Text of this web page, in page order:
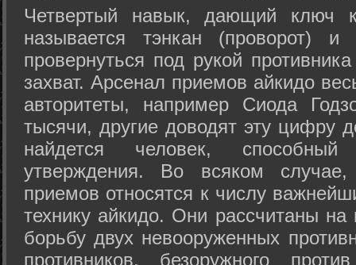
Четвертый навык, дающий ключ
называется тэнкан (проворот)
провернуться под рукой
захват. Арсенал приемов айкидо
авторитеты, например Сиода
тысячи, другие доводят эту цифру
найдется человек,
утверждения. Во всяком
приемов относятся к числу
технику айкидо. Они рассчитаны
борьбу двух невооруженных
противников, безоружного